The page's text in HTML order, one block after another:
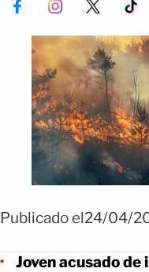
Publicado el24/04/
Joven acusado de